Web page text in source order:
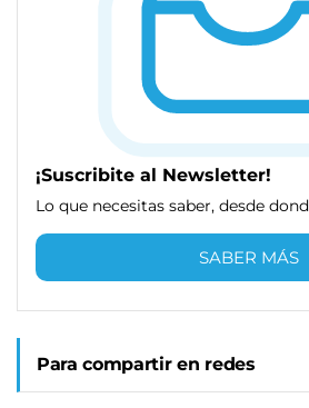
¡Suscribite al Newsletter!
Lo que necesitas saber, desde
SABER MÁS
Para compartir en redes